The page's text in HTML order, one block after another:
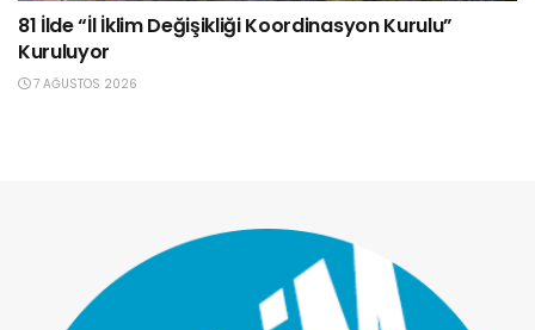
81 İlde “İl İklim Değişikliği Koordinasyon Kurulu”
Kuruluyor
7 AĞUSTOS 2026